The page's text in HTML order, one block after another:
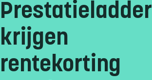
Prestatieladder
krijgen
rentekorting